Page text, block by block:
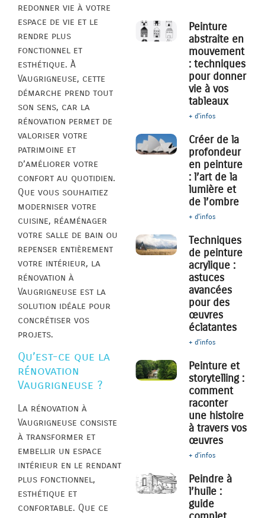
redonner vie à votre
espace de vie et le
rendre plus
fonctionnel et
esthétique. À
Vaugrigneuse, cette
démarche prend tout
son sens, car la
rénovation permet de
valoriser votre
patrimoine et
d’améliorer votre
confort au quotidien.
Que vous souhaitiez
moderniser votre
cuisine, réaménager
votre salle de bain ou
repenser entièrement
votre intérieur, la
rénovation à
Vaugrigneuse est la
solution idéale pour
concrétiser vos
projets.
Qu’est-ce que la
rénovation
Vaugrigneuse ?
La rénovation à
Vaugrigneuse consiste
à transformer et
embellir un espace
intérieur en le rendant
plus fonctionnel,
esthétique et
confortable. Que ce
Peinture
abstraite en
mouvement
: techniques
pour donner
vie à vos
tableaux
+ d'infos
Créer de la
profondeur
en peinture
: l’art de la
lumière et
de l’ombre
+ d'infos
Techniques
de peinture
acrylique :
astuces
avancées
pour des
œuvres
éclatantes
+ d'infos
Peinture et
storytelling :
comment
raconter
une histoire
à travers vos
œuvres
+ d'infos
Peindre à
l’huile :
guide